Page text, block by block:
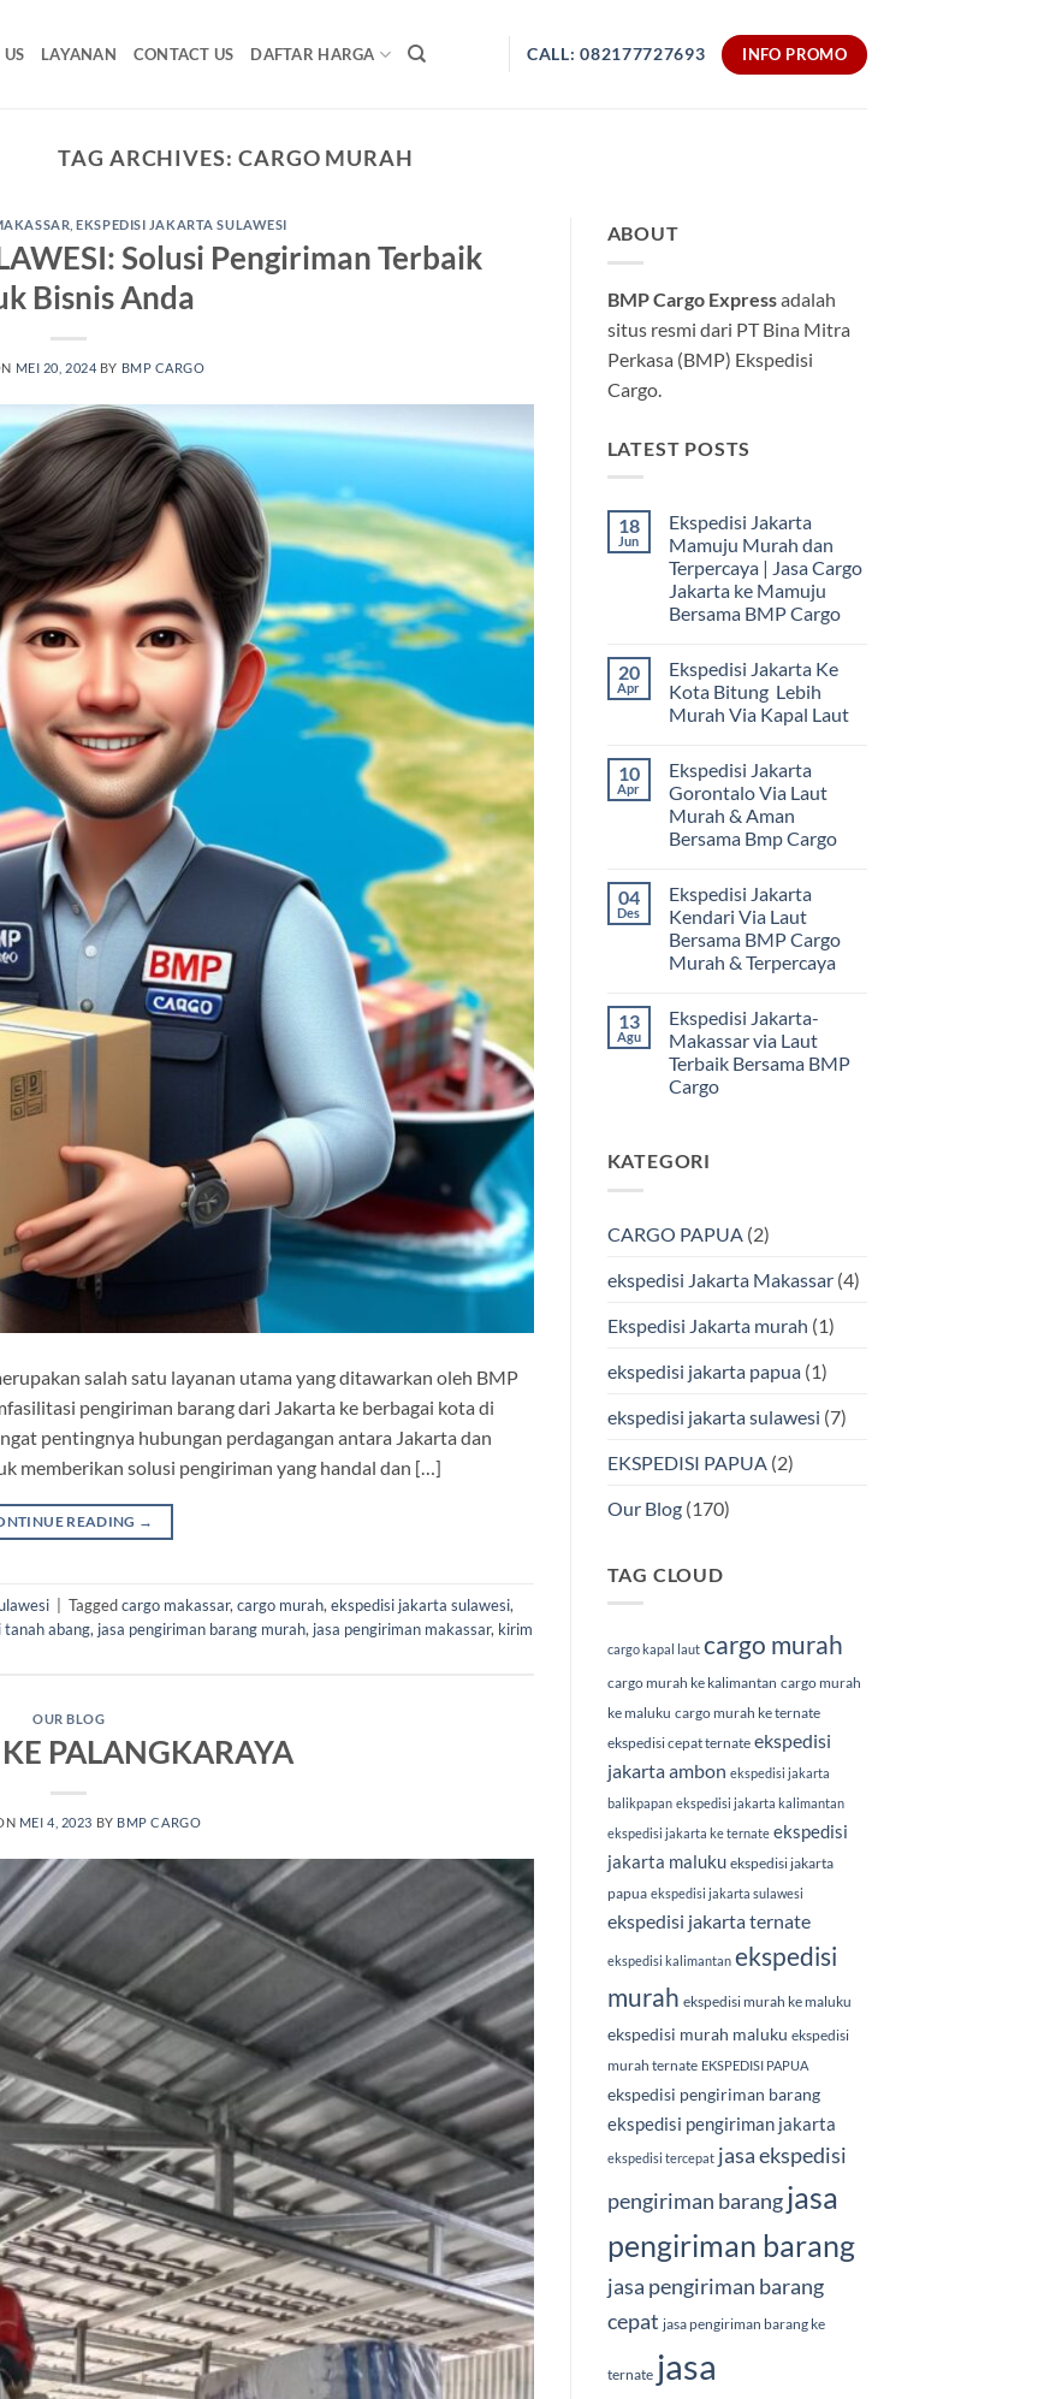
LAYANAN CONTACT US DAFTAR HARGA CALL: 082177727693 INFO PROMO
TAG ARCHIVES: CARGO MURAH
,EKSPEDISI JAKARTA SULAWESI
Solusi Pengiriman Terbaik
Bisnis Anda
MEI 20, 2024 BY BMP CARGO
salah satu layanan utama yang ditawarkan oleh BMP
pengiriman barang dari Jakarta ke berbagai kota di
pentingnya hubungan perdagangan antara Jakarta dan
memberikan solusi pengiriman yang handal dan […]
READING →
Taggedcargo makassar, cargo murah, ekspedisi jakarta sulawesi,
tanah abang, jasa pengiriman barang murah, jasa pengiriman makassar, kirim
OUR BLOG
PALANGKARAYA
MEI 4, 2023 BY BMP CARGO
ABOUT
BMP Cargo Expressadalah
situs resmi dari PT Bina Mitra
Perkasa (BMP) Ekspedisi
Cargo.
LATEST POSTS
18
Jun
Ekspedisi Jakarta
Mamuju Murah dan
Terpercaya | Jasa Cargo
Jakarta ke Mamuju
Bersama BMP Cargo
komentar
pada
Ekspedisi
Jakarta
dan
Terpercaya
|
Jasa
Cargo
Jakarta
Bersama
BMP
Cargo
20
Apr
Ekspedisi Jakarta Ke
Kota Bitung Lebih
Murah Via Kapal Laut
komentar
pada
Ekspedisi
Jakarta
Ke
Kota
Murah
Via
Kapal
Laut
10
Apr
Ekspedisi Jakarta
Gorontalo Via Laut
Murah & Aman
Bersama Bmp Cargo
komentar
pada
Ekspedisi
Jakarta
Gorontalo
Via
&
Aman
Bersama
Bmp
Cargo
04
Des
Ekspedisi Jakarta
Kendari Via Laut
Bersama BMP Cargo
Murah & Terpercaya
komentar
pada
Ekspedisi
Jakarta
Kendari
Via
Cargo
13
Agu
Ekspedisi Jakarta-
Makassar via Laut
Terbaik Bersama BMP
Cargo
pada
Ekspedisi
Laut
BMP
KATEGORI
CARGO PAPUA(2)
ekspedisi Jakarta Makassar(4)
Ekspedisi Jakarta murah (1)
ekspedisi jakarta papua(1)
ekspedisi jakarta sulawesi (7)
EKSPEDISI PAPUA(2)
Our Blog(170)
TAG CLOUD
cargo kapal laut cargo murah
cargo murah ke kalimantan cargo murah
ke maluku cargo murah ke ternate
ekspedisi cepat ternate ekspedisi
jakarta ambon ekspedisi jakarta
balikpapan ekspedisi jakarta kalimantan
ekspedisi jakarta ke ternate ekspedisi
jakarta maluku ekspedisi jakarta
papua ekspedisi jakarta sulawesi
ekspedisi jakarta ternate
ekspedisi kalimantan ekspedisi
murah ekspedisi murah ke maluku
ekspedisi murah maluku ekspedisi
murah ternate EKSPEDISI PAPUA
ekspedisi pengiriman barang
ekspedisi pengiriman jakarta
ekspedisi tercepat jasa ekspedisi
pengiriman barang jasa
pengiriman barang
jasa pengiriman barang
cepat jasa pengiriman barang ke
ternate jasa